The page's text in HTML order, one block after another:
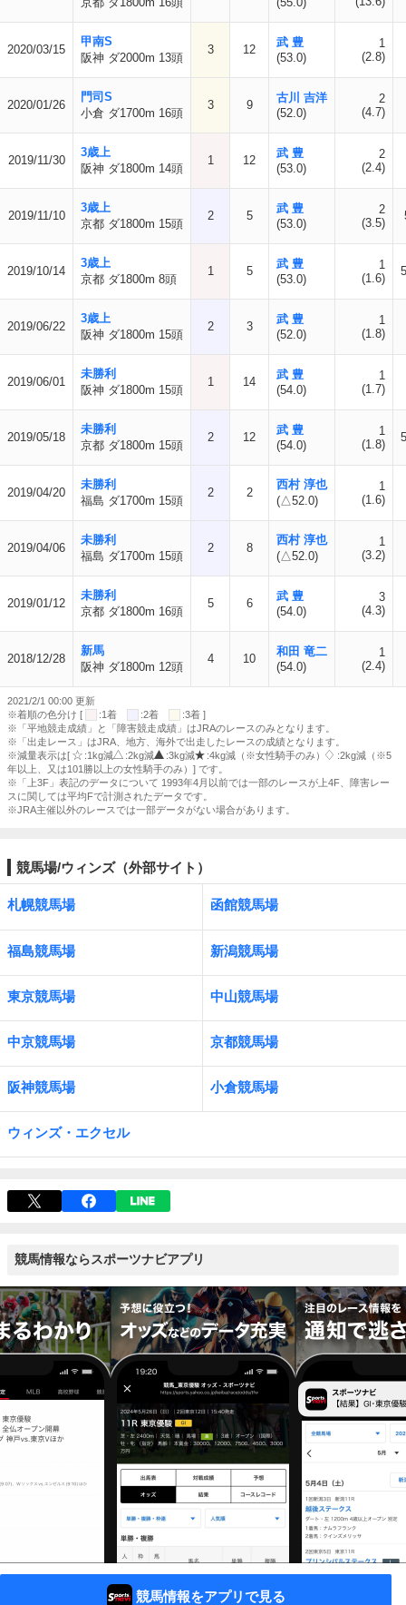
2020/03/15
甲南S
阪神 ダ2000m 13頭
3 12
武 豊
(53.0)
1
(2.8)
2020/01/26
門司S
小倉 ダ1700m 16頭
3 9
古川 吉洋
(52.0)
2
(4.7)
2019/11/30
3歳上
阪神 ダ1800m 14頭
1 12
武 豊
(53.0)
2
(2.4)
2019/11/10
3歳上
京都 ダ1800m 15頭
2 5
武 豊
(53.0)
2
(3.5)
2019/10/14
3歳上
京都 ダ1800m 8頭
1 5
武 豊
(53.0)
1
(1.6)
2019/06/22
3歳上
阪神 ダ1800m 15頭
2 3
武 豊
(52.0)
1
(1.8)
2019/06/01
未勝利
阪神 ダ1800m 15頭
1 14
武 豊
(54.0)
1
(1.7)
2019/05/18
未勝利
京都 ダ1800m 15頭
2 12
武 豊
(54.0)
1
(1.8)
2019/04/20
未勝利
福島 ダ1700m 15頭
2 2
西村 淳也
(△52.0)
1
(1.6)
2019/04/06
未勝利
福島 ダ1700m 15頭
2 8
西村 淳也
(△52.0)
1
(3.2)
2019/01/12
未勝利
京都 ダ1800m 16頭
5 6
武 豊
(54.0)
3
(4.3)
2018/12/28
新馬
阪神 ダ1800m 12頭
4 10
和田 竜二
(54.0)
1
(2.4)
2021/2/1 00:00 更新
※着順の色分け [
:1着 :2着
:3着 ]
※「平地競走成績」と「障害競走成績」はJRAのレースのみとなります。
※「出走レース」はJRA、地方、海外で出走したレースの成績となります。
※減量表示は[
:1kg減 :2kg減 :3kg減 :4kg減（※女性騎手のみ）
:2kg減（※5
年以上、又は101勝以上の女性騎手のみ）] です。
※「上3F」表記のデータについて 1993年4月以前では一部のレースが上4F、障害レー
スに関しては平均Fで計測されたデータです。
※JRA主催以外のレースでは一部データがない場合があります。
競馬場/ウィンズ（外部サイト）
札幌競馬場 函館競馬場
福島競馬場 新潟競馬場
東京競馬場 中山競馬場
中京競馬場 京都競馬場
阪神競馬場 小倉競馬場
ウィンズ・エクセル
競馬情報ならスポーツナビアプリ
競馬情報をアプリで見る